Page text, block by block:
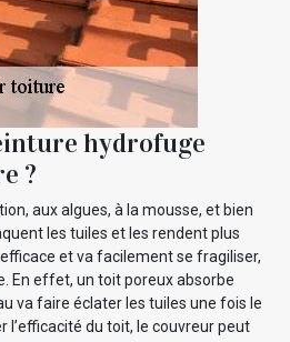
hydrofuge
?
aux algues, à la mousse, et bien
les tuiles et les rendent plus
et va facilement se fragiliser,
En effet, un toit poreux absorbe
va faire éclater les tuiles une fois le
l’efficacité du toit, le couvreur peut